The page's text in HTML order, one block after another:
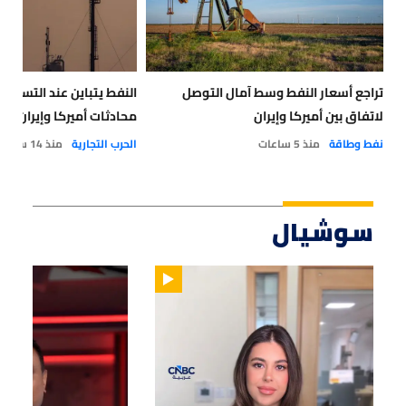
تراجع أسعار النفط وسط آمال التوصل
لاتفاق بين أميركا وإيران
نفط وطاقة منذ 5 ساعات
النفط يتباين عند
محادثات أميركا وإيران
الحرب التجارية منذ 14 ساعة
سوشيال